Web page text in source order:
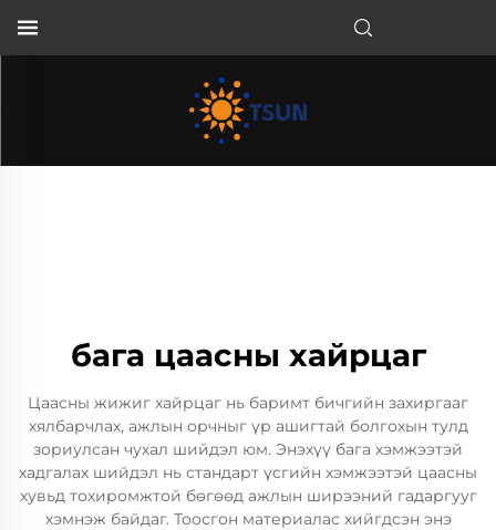
бага цаасны хайрцаг
Цаасны жижиг хайрцаг нь баримт бичгийн захиргааг
хялбарчлах, ажлын орчныг үр ашигтай болгохын тулд
зориулсан чухал шийдэл юм. Энэхүү бага хэмжээтэй
хадгалах шийдэл нь стандарт үсгийн хэмжээтэй цаасны
хувьд тохиромжтой бөгөөд ажлын ширээний гадаргууг
хэмнэж байдаг. Тоосгон материалас хийгдсэн энэ